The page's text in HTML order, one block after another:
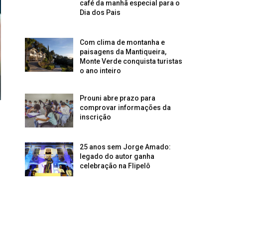
café da manhã especial para o
Dia dos Pais
Com clima de montanha e
paisagens da Mantiqueira,
Monte Verde conquista turistas
o ano inteiro
Prouni abre prazo para
comprovar informações da
inscrição
25 anos sem Jorge Amado:
legado do autor ganha
celebração na Flipelô